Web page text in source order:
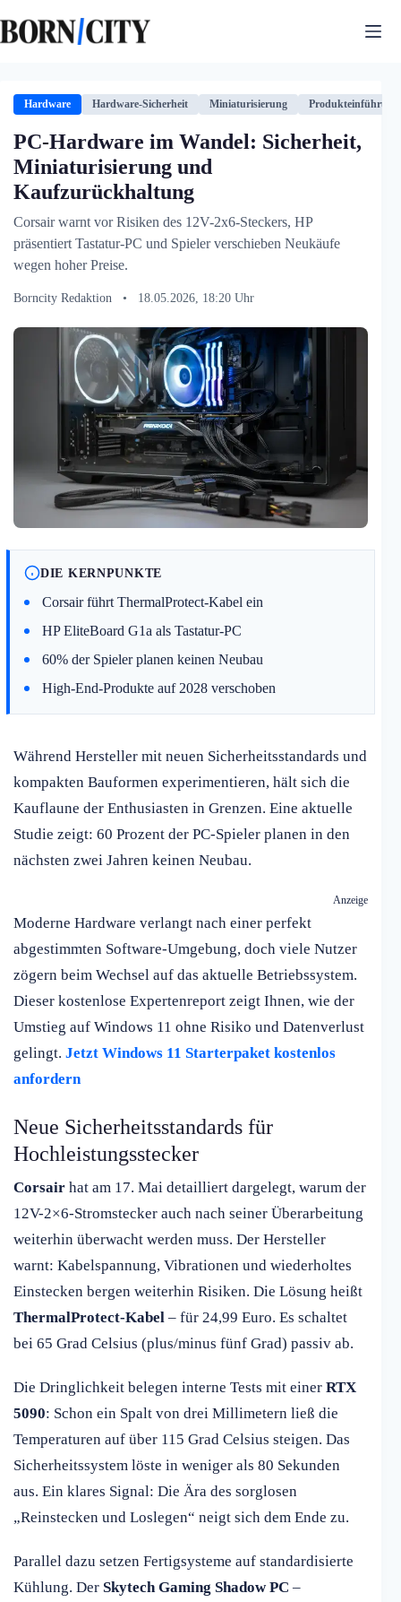
Inhalt
springen
Hardware Hardware-Sicherheit Miniaturisierung Produkteinführung
PC-Hardware im Wandel: Sicherheit,
Miniaturisierung und
Kaufzurückhaltung
Corsair warnt vor Risiken des 12V-2x6-Steckers, HP
präsentiert Tastatur-PC und Spieler verschieben Neukäufe
wegen hoher Preise.
Borncity Redaktion • 18.05.2026, 18:20 Uhr
DIE KERNPUNKTE
Corsair führt ThermalProtect-Kabel ein
HP EliteBoard G1a als Tastatur-PC
60% der Spieler planen keinen Neubau
High-End-Produkte auf 2028 verschoben
Während Hersteller mit neuen Sicherheitsstandards und
kompakten Bauformen experimentieren, hält sich die
Kauflaune der Enthusiasten in Grenzen. Eine aktuelle
Studie zeigt: 60 Prozent der PC-Spieler planen in den
nächsten zwei Jahren keinen Neubau.
Anzeige
Moderne Hardware verlangt nach einer perfekt
abgestimmten Software-Umgebung, doch viele Nutzer
zögern beim Wechsel auf das aktuelle Betriebssystem.
Dieser kostenlose Expertenreport zeigt Ihnen, wie der
Umstieg auf Windows 11 ohne Risiko und Datenverlust
gelingt. Jetzt Windows 11 Starterpaket kostenlos
anfordern
Neue Sicherheitsstandards für
Hochleistungsstecker
Corsair hat am 17. Mai detailliert dargelegt, warum der
12V-2×6-Stromstecker auch nach seiner Überarbeitung
weiterhin überwacht werden muss. Der Hersteller
warnt: Kabelspannung, Vibrationen und wiederholtes
Einstecken bergen weiterhin Risiken. Die Lösung heißt
ThermalProtect-Kabel – für 24,99 Euro. Es schaltet
bei 65 Grad Celsius (plus/minus fünf Grad) passiv ab.
Die Dringlichkeit belegen interne Tests mit einer RTX
5090: Schon ein Spalt von drei Millimetern ließ die
Temperaturen auf über 115 Grad Celsius steigen. Das
Sicherheitssystem löste in weniger als 80 Sekunden
aus. Ein klares Signal: Die Ära des sorglosen
„Reinstecken und Loslegen“ neigt sich dem Ende zu.
Parallel dazu setzen Fertigsysteme auf standardisierte
Kühlung. Der Skytech Gaming Shadow PC –